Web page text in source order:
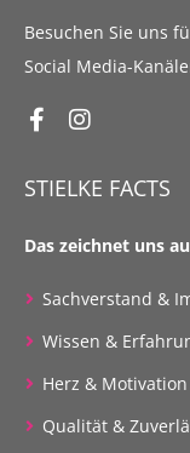
Besuchen Sie uns
Social Media-
STIELKE FACTS
Das zeichnet uns
Sachverstand &
Wissen &
Herz & Motivation
Qualität &